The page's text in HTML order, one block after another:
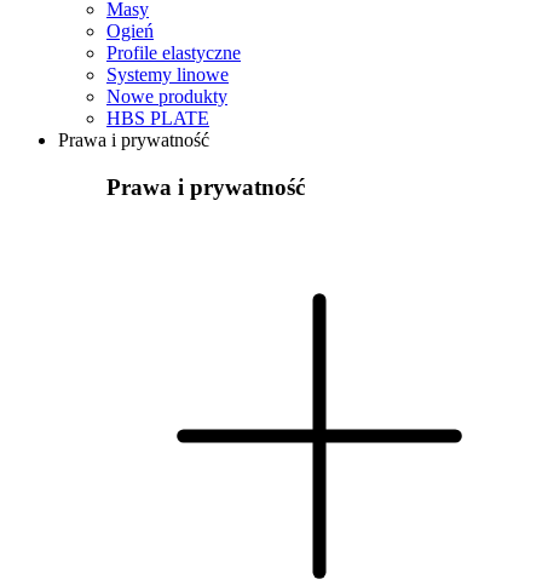
Masy
Ogień
Profile elastyczne
Systemy linowe
Nowe produkty
HBS PLATE
Prawa i prywatność
Prawa i prywatność